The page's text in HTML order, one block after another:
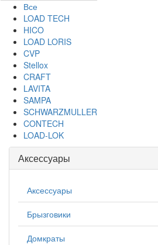
Все
LOAD TECH
HICO
LOAD LORIS
CVP
Stellox
CRAFT
LAVITA
SAMPA
SCHWARZMULLER
CONTECH
LOAD-LOK
Аксессуары
Аксессуары
Брызговики
Домкраты